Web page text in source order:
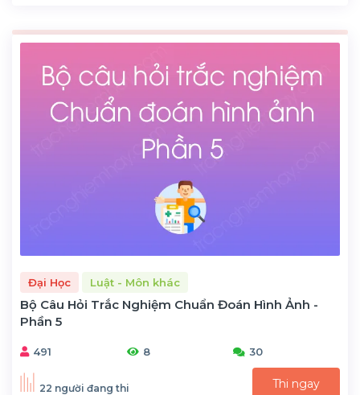
Đại Học Luật - Môn khác
Bộ Câu Hỏi Trắc Nghiệm Chuẩn Đoán Hình Ảnh -
Phần 5
491 8 30
22 người đang thi Thi ngay